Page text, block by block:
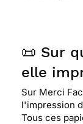
Le
avec les
choisie
📜 Sur
elle
Sur Merci
l'impression
Tous ces